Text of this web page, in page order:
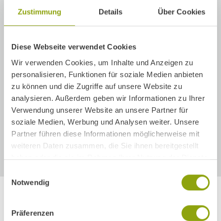
Zustimmung Details Über Cookies
Diese Webseite verwendet Cookies
Wir verwenden Cookies, um Inhalte und Anzeigen zu
personalisieren, Funktionen für soziale Medien anbieten
zu können und die Zugriffe auf unsere Website zu
analysieren. Außerdem geben wir Informationen zu Ihrer
Verwendung unserer Website an unsere Partner für
soziale Medien, Werbung und Analysen weiter. Unsere
Partner führen diese Informationen möglicherweise mit
weiteren Daten zusammen, die Sie ihnen bereitgestellt
haben oder die sie im Rahmen Ihrer Nutzung der Dienste
Notwendig
Präferenzen
Die persönlichen Inseln finden
Auf Augenhöhe mit sich selbst kommen
Auf den eigenen Körper hören